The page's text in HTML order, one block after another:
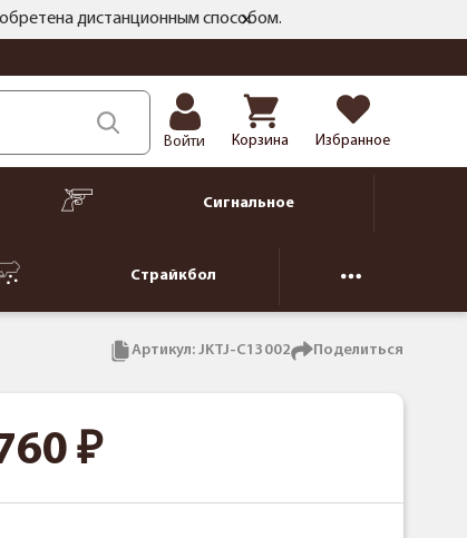
дистанционным способом.
Войти Корзина Избранное
Сигнальное
Страйкбол
Артикул: JKTJ-C13002 Поделиться